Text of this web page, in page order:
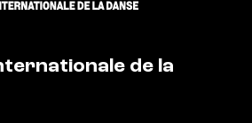
de la